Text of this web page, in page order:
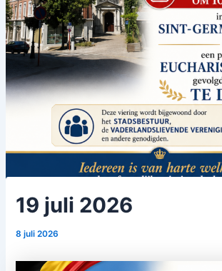
19 juli 2026
8 juli 2026